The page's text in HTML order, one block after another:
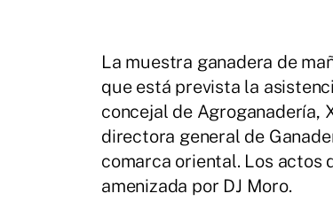
La muestra ganadera de
que está prevista la
concejal de Agroganadería,
directora general de
comarca oriental. Los actos
amenizada por DJ Moro.